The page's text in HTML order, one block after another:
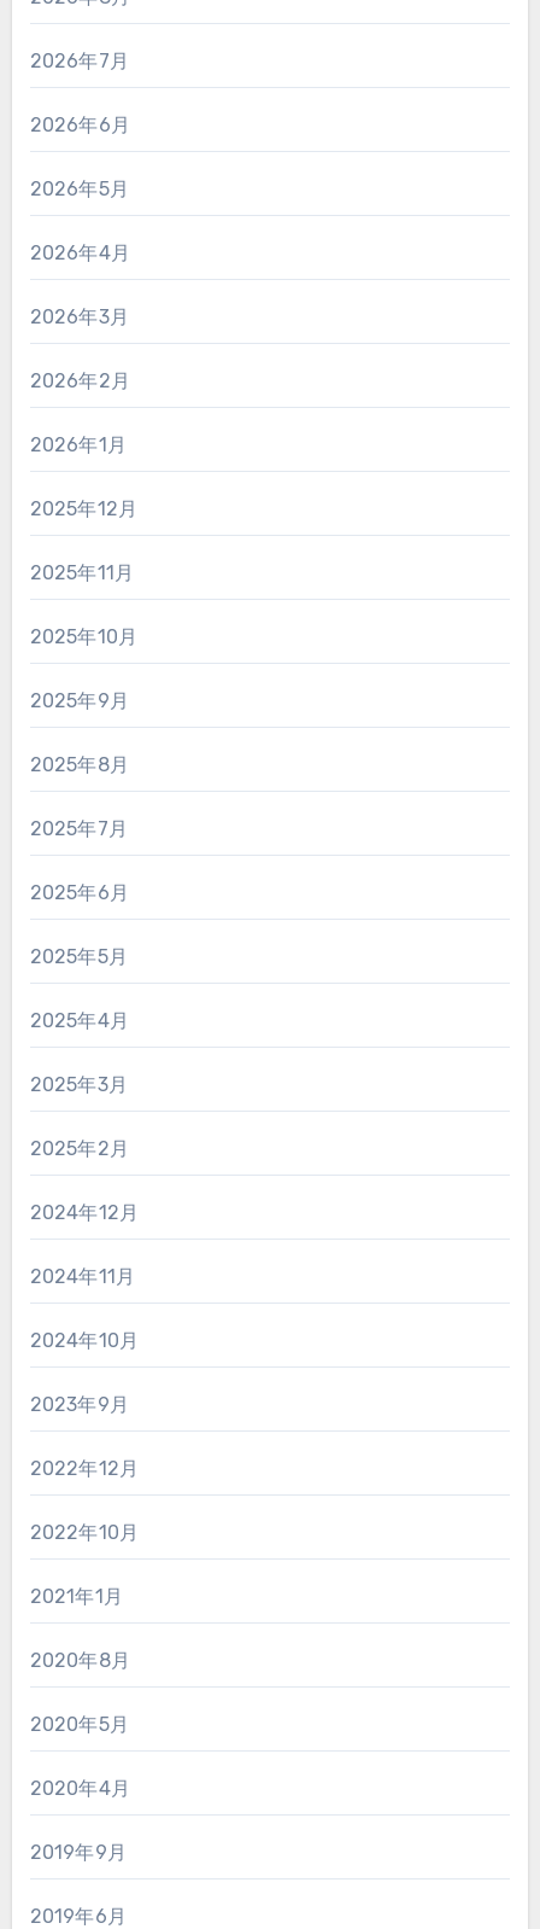
2026年7月
2026年6月
2026年5月
2026年4月
2026年3月
2026年2月
2026年1月
2025年12月
2025年11月
2025年10月
2025年9月
2025年8月
2025年7月
2025年6月
2025年5月
2025年4月
2025年3月
2025年2月
2024年12月
2024年11月
2024年10月
2023年9月
2022年12月
2022年10月
2021年1月
2020年8月
2020年5月
2020年4月
2019年9月
2019年6月